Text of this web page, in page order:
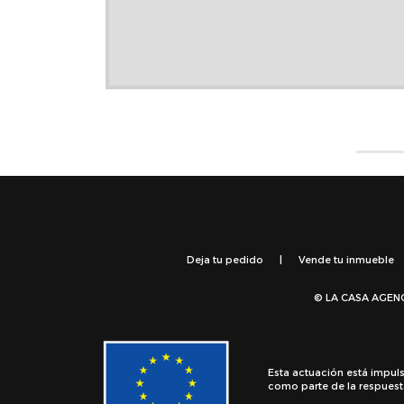
Deja tu pedido | Vende tu inmueble
© LA CASA
Esta actuación está
como parte de la